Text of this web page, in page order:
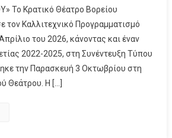
Το Κρατικό Θέατρο Βορείου
τον Καλλιτεχνικό Προγραμματισμό
του 2026, κάνοντας και έναν
2022-2025, στη Συνέντευξη Τύπου
την Παρασκευή 3 Οκτωβρίου στη
Θεάτρου. Η […]